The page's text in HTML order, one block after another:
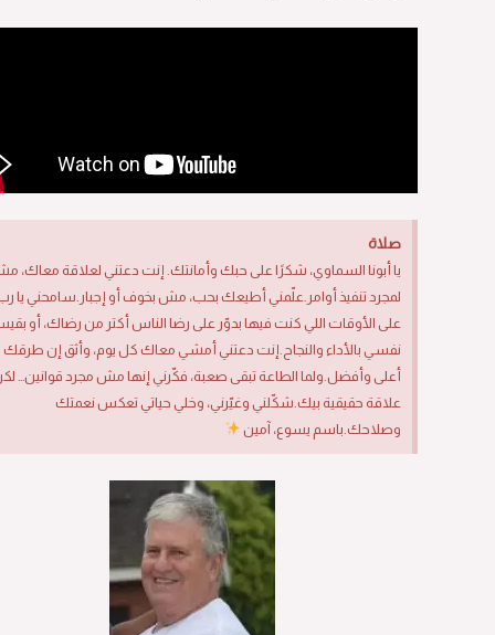
يا أبونا السماوي، شكرًا على حبك وأمانتك. إنت دعتني لعلاقة معاك، مش
لمجرد تنفيذ أوامر.علّمني أطيعك بحب، مش بخوف أو إجبار.سامحني يا رب
على الأوقات اللي كنت فيها بدوّر على رضا الناس أكتر من رضاك، أو بقيس
نفسي بالأداء والنجاح.إنت دعتني أمشي معاك كل يوم، وأثق إن طرقك
أعلى وأفضل.ولما الطاعة تبقى صعبة، فكّرني إنها مش مجرد قوانين… لكن
علاقة حقيقية بيك.شكّلني وغيّرني، وخلي حياتي تعكس نعمتك
وصلاحك.باسم يسوع، آمين